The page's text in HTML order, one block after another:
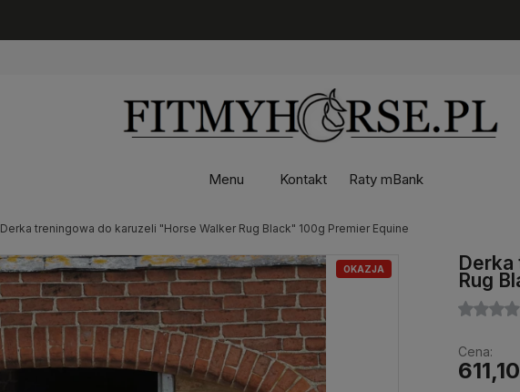
Menu Kontakt Raty mBank
Derka treningowa do karuzeli "Horse Walker Rug Black" 100g Premier Equine
OKAZJA Derka
Rug
Cena: